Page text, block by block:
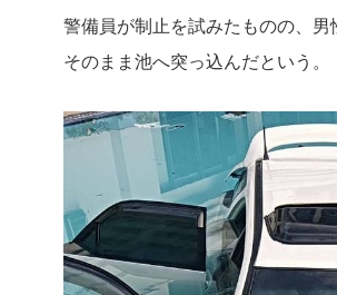
警備員が制止を試みたものの、男
そのまま池へ突っ込んだという。